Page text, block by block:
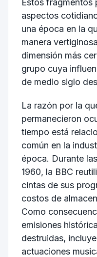
Estos fragmentos
aspectos
una época en la
manera
dimensión más
grupo cuya
de medio siglo
La razón por la
permanecieron
tiempo está
común en la
época. Durante
1960, la BBC
cintas de sus
costos de
Como
emisiones
destruidas,
actuaciones